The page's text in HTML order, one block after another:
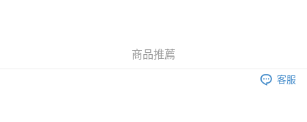
商品推薦
客服